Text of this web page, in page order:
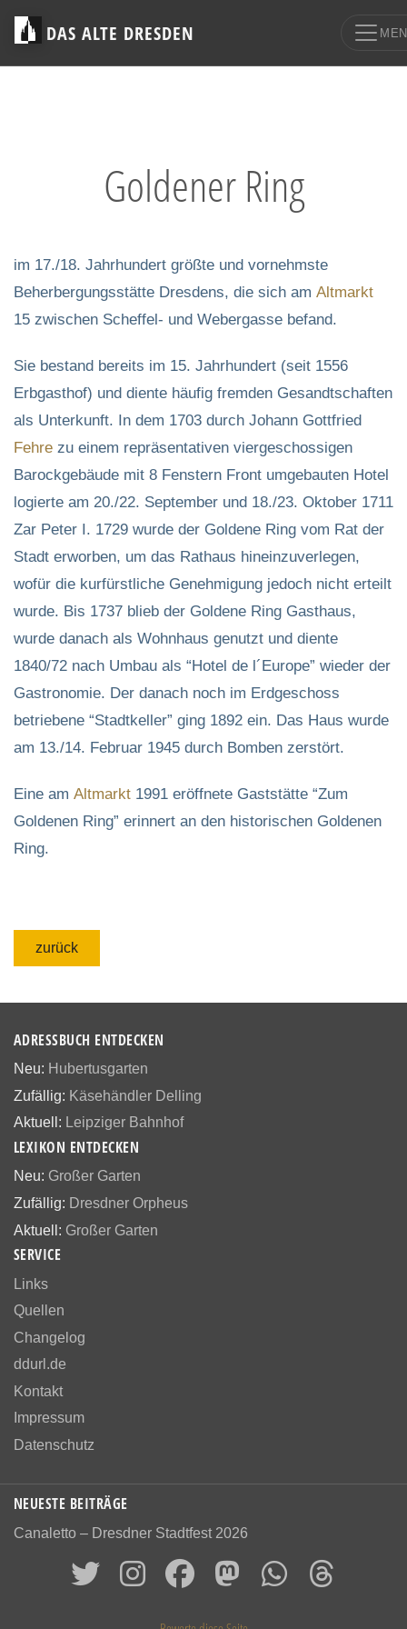
DAS ALTE DRESDEN
Goldener Ring
im 17./18. Jahrhundert größte und vornehmste
Beherbergungsstätte Dresdens, die sich am Altmarkt
15 zwischen Scheffel- und Webergasse befand.
Sie bestand bereits im 15. Jahrhundert (seit 1556
Erbgasthof) und diente häufig fremden Gesandtschaften
als Unterkunft. In dem 1703 durch Johann Gottfried
Fehre zu einem repräsentativen viergeschossigen
Barockgebäude mit 8 Fenstern Front umgebauten Hotel
logierte am 20./22. September und 18./23. Oktober 1711
Zar Peter I. 1729 wurde der Goldene Ring vom Rat der
Stadt erworben, um das Rathaus hineinzuverlegen,
wofür die kurfürstliche Genehmigung jedoch nicht erteilt
wurde. Bis 1737 blieb der Goldene Ring Gasthaus,
wurde danach als Wohnhaus genutzt und diente
1840/72 nach Umbau als “Hotel de l´Europe” wieder der
Gastronomie. Der danach noch im Erdgeschoss
betriebene “Stadtkeller” ging 1892 ein. Das Haus wurde
am 13./14. Februar 1945 durch Bomben zerstört.
Eine am Altmarkt 1991 eröffnete Gaststätte “Zum
Goldenen Ring” erinnert an den historischen Goldenen
Ring.
zurück
ADRESSBUCH ENTDECKEN
Neu: Hubertusgarten
Zufällig: Käsehändler Delling
Aktuell: Leipziger Bahnhof
LEXIKON ENTDECKEN
Neu: Großer Garten
Zufällig: Dresdner Orpheus
Aktuell: Großer Garten
SERVICE
Links
Quellen
Changelog
ddurl.de
Kontakt
Impressum
Datenschutz
NEUESTE BEITRÄGE
Canaletto – Dresdner Stadtfest 2026